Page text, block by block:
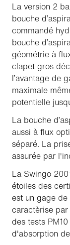
La version 2
bouche
commandé
bouche
géométrie à
clapet gros
l’avantage de
maximale
potentielle
La bouche
aussi à flux
séparé. La
assurée par
La Swingo 200
étoiles des
est un gage
caractèrise
des tests
d'absorption